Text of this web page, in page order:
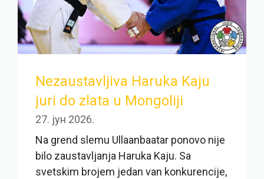
Nezaustavljiva Haruka Kaju
juri do zlata u Mongoliji
27. јун 2026.
Na grend slemu Ullaanbaatar ponovo nije
bilo zaustavljanja Haruka Kaju. Sa
svetskim brojem jedan van konkurencije,